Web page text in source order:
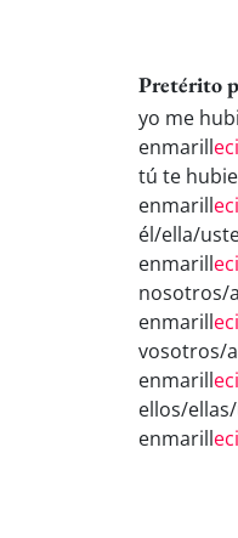
Pretérito
yo me
enmarill
tú te
enmarill
él/ella/
enmarill
nosotros/
enmarill
vosotros/
enmarill
ellos/
enmarill